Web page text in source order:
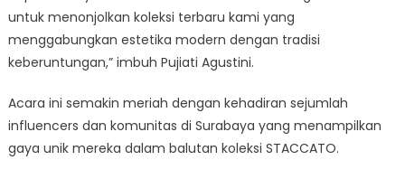
untuk menonjolkan koleksi terbaru kami yang
menggabungkan estetika modern dengan tradisi
keberuntungan,” imbuh Pujiati Agustini.
Acara ini semakin meriah dengan kehadiran sejumlah
influencers dan komunitas di Surabaya yang menampilkan
gaya unik mereka dalam balutan koleksi STACCATO.